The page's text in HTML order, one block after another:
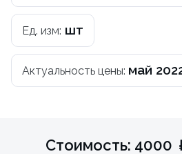
Ед. изм: шт
Актуальность цены: май
Стоимость: